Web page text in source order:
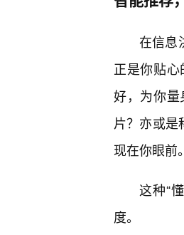
在信息
正是你贴
好，为你
片？亦或是
现在你眼前。
这种“
度。